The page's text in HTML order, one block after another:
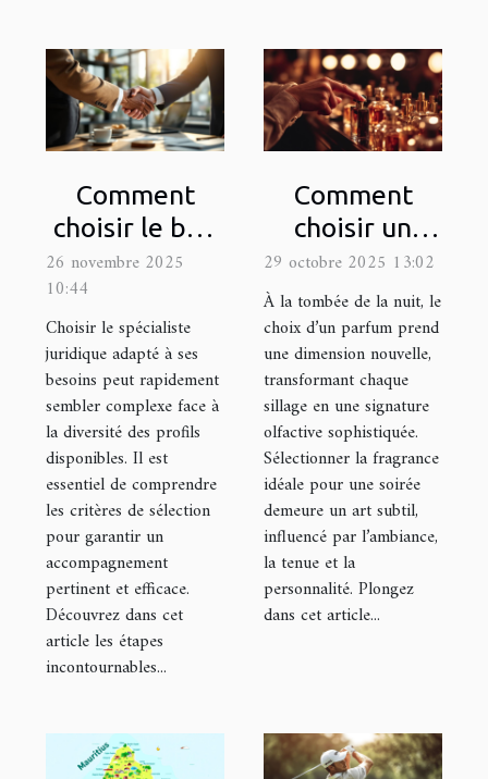
Comment
choisir le bon
spécialiste
juridique pour
vos besoins ?
26 novembre 2025
10:44
Choisir le spécialiste
juridique adapté à ses
besoins peut rapidement
sembler complexe face à
la diversité des profils
disponibles. Il est
essentiel de comprendre
les critères de sélection
pour garantir un
accompagnement
pertinent et efficace.
Découvrez dans cet
article les étapes
incontournables...
Comment
choisir un
parfum pour
les occasions
nocturnes ?
29 octobre 2025 13:02
À la tombée de la nuit, le
choix d’un parfum prend
une dimension nouvelle,
transformant chaque
sillage en une signature
olfactive sophistiquée.
Sélectionner la fragrance
idéale pour une soirée
demeure un art subtil,
influencé par l’ambiance,
la tenue et la
personnalité. Plongez
dans cet article...